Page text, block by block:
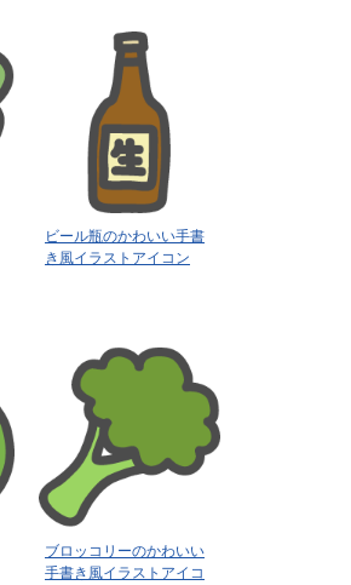
ビール瓶のかわいい手書
き風イラストアイコン
ブロッコリーのかわいい
手書き風イラストアイコ